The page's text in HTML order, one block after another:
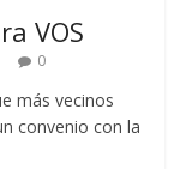
VOS
0
más vecinos
convenio con la